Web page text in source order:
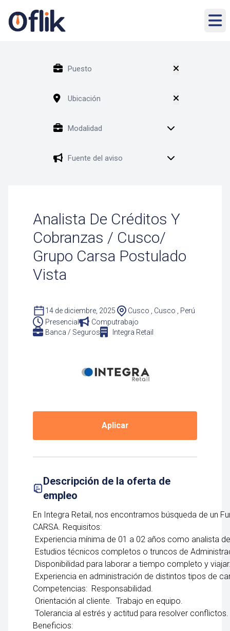
Analista De Créditos Y
Cobranzas / Cusco/
Grupo Carsa Postulado
Vista
14 de diciembre, 2025
Cusco , Cusco , Perú
Presencial
Computrabajo
Banca / Seguros
Integra Retail
Aplicar
Descripción de la oferta de
empleo
En Integra Retail, nos encontramos búsqueda de un
CARSA. Requisitos:
Experiencia mínima de 01 a 02 años como analista
Estudios técnicos completos o truncos de
Disponibilidad para laborar a tiempo completo y
Experiencia en administración de distintos tipos de
Competencias: Responsabilidad.
Orientación al cliente. Trabajo en equipo.
Tolerancia al estrés y actitud para resolver conflictos.
Beneficios: